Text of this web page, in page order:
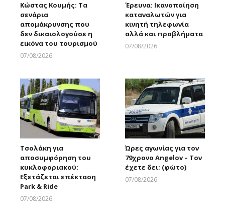
Κώστας Κουμής: Τα
σενάρια
απομάκρυνσης που
δεν δικαιολογούσε η
εικόνα του τουρισμού
07/08/2026
Έρευνα: Ικανοποίηση
καταναλωτών για
κινητή τηλεφωνία
αλλά και προβλήματα
07/08/2026
Τσολάκη για
αποσυμφόρηση του
κυκλοφοριακού:
Εξετάζεται επέκταση
Park & Ride
07/08/2026
Ώρες αγωνίας για τον
79χρονο Angelov – Τον
έχετε δει; (φώτο)
07/08/2026